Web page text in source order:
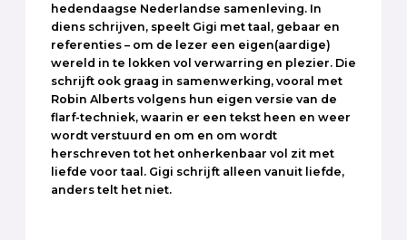
hedendaagse Nederlandse samenleving. In
diens schrijven, speelt Gigi met taal, gebaar en
referenties – om de lezer een eigen(aardige)
wereld in te lokken vol verwarring en plezier. Die
schrijft ook graag in samenwerking, vooral met
Robin Alberts volgens hun eigen versie van de
flarf-techniek, waarin er een tekst heen en weer
wordt verstuurd en om en om wordt
herschreven tot het onherkenbaar vol zit met
liefde voor taal. Gigi schrijft alleen vanuit liefde,
anders telt het niet.